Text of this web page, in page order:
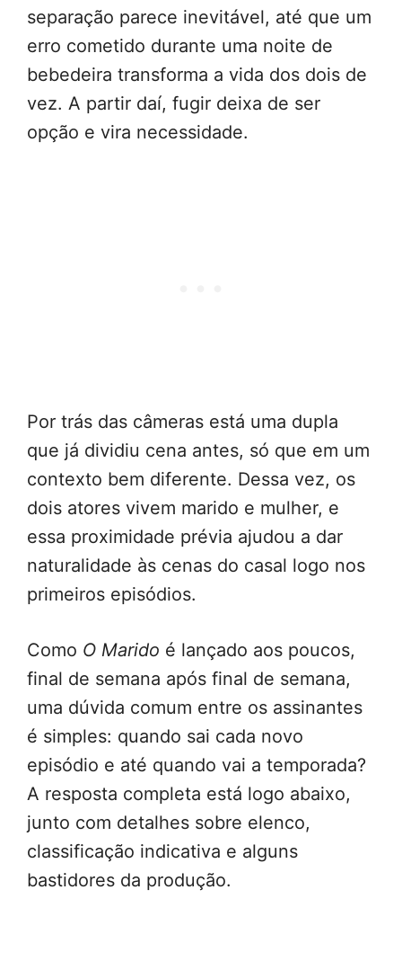
separação parece inevitável, até que um
erro cometido durante uma noite de
bebedeira transforma a vida dos dois de
vez. A partir daí, fugir deixa de ser
opção e vira necessidade.
Por trás das câmeras está uma dupla
que já dividiu cena antes, só que em um
contexto bem diferente. Dessa vez, os
dois atores vivem marido e mulher, e
essa proximidade prévia ajudou a dar
naturalidade às cenas do casal logo nos
primeiros episódios.
Como O Marido é lançado aos poucos,
final de semana após final de semana,
uma dúvida comum entre os assinantes
é simples: quando sai cada novo
episódio e até quando vai a temporada?
A resposta completa está logo abaixo,
junto com detalhes sobre elenco,
classificação indicativa e alguns
bastidores da produção.